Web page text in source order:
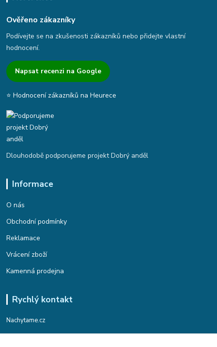
Ověřeno zákazníky
Podívejte se na zkušenosti zákazníků nebo přidejte vlastní
hodnocení.
Napsat recenzi na Google
⭐ Hodnocení zákazníků na Heurece
Dlouhodobě podporujeme projekt Dobrý anděl
Informace
O nás
Obchodní podmínky
Reklamace
Vrácení zboží
Kamenná prodejna
Rychlý kontakt
Nachytame.cz